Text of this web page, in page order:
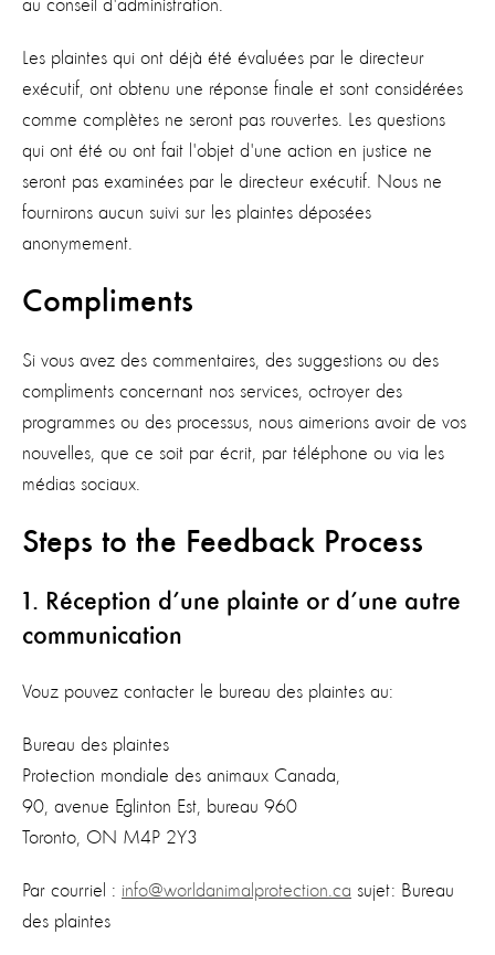
au conseil d'administration.
Les plaintes qui ont déjà été évaluées par le directeur
exécutif, ont obtenu une réponse finale et sont considérées
comme complètes ne seront pas rouvertes. Les questions
qui ont été ou ont fait l'objet d'une action en justice ne
seront pas examinées par le directeur exécutif. Nous ne
fournirons aucun suivi sur les plaintes déposées
anonymement.
Compliments
Si vous avez des commentaires, des suggestions ou des
compliments concernant nos services, octroyer des
programmes ou des processus, nous aimerions avoir de vos
nouvelles, que ce soit par écrit, par téléphone ou via les
médias sociaux.
Steps to the Feedback Process
1. Réception d’une plainte or d’une autre
communication
Vouz pouvez contacter le bureau des plaintes au:
Bureau des plaintes
Protection mondiale des animaux Canada,
90, avenue Eglinton Est, bureau 960
Toronto, ON M4P 2Y3
Par courriel : info@worldanimalprotection.ca sujet: Bureau
des plaintes